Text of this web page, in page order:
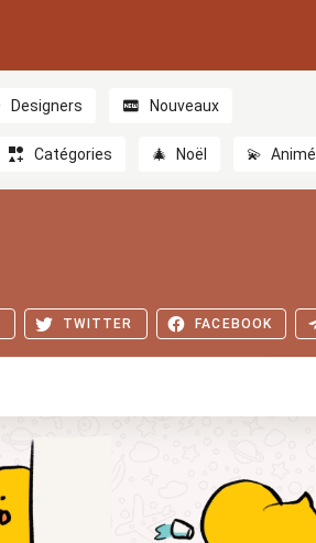
Designers Nouveaux
Catégories 🎄 Noël 💫 Animé
TWITTER FACEBOOK